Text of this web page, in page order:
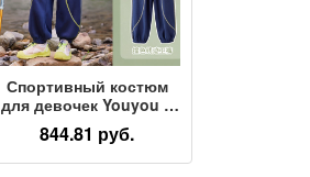
Спортивный костюм
для девочек Youyou 1
балл, новинка 2026
года, детская
быстросохнущая
844.81 руб.